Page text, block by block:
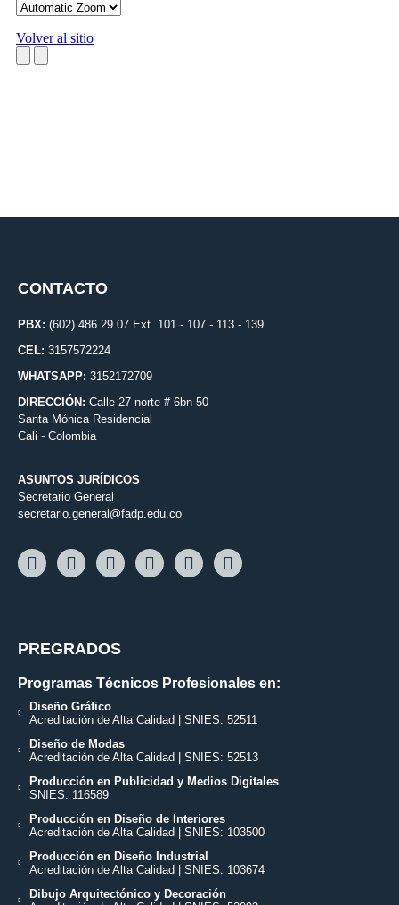
CONTACTO
PBX: (602) 486 29 07 Ext. 101 - 107 - 113 - 139
CEL: 3157572224
WHATSAPP: 3152172709
DIRECCIÓN: Calle 27 norte # 6bn-50
Santa Mónica Residencial
Cali - Colombia
ASUNTOS JURÍDICOS
Secretario General
secretario.general@fadp.edu.co
PREGRADOS
Programas Técnicos Profesionales en:
Diseño Gráfico
Acreditación de Alta Calidad | SNIES: 52511
Diseño de Modas
Acreditación de Alta Calidad | SNIES: 52513
Producción en Publicidad y Medios Digitales
SNIES: 116589
Producción en Diseño de Interiores
Acreditación de Alta Calidad | SNIES: 103500
Producción en Diseño Industrial
Acreditación de Alta Calidad | SNIES: 103674
Dibujo Arquitectónico y Decoración